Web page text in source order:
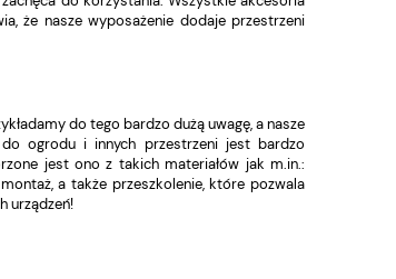
że nasze wyposażenie dodaje przestrzeni
do tego bardzo dużą uwagę, a nasze
ogrodu i innych przestrzeni jest bardzo
jest ono z takich materiałów jak m.in.:
a także przeszkolenie, które pozwala
urządzeń!